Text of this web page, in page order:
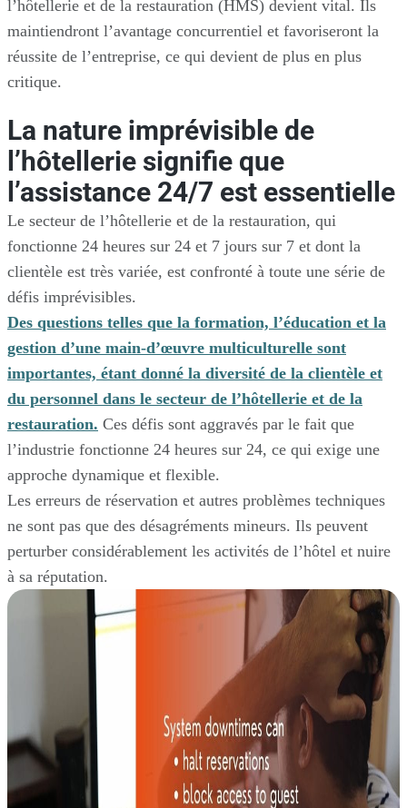
l’hôtellerie et de la restauration (HMS) devient vital. Ils
maintiendront l’avantage concurrentiel et favoriseront la
réussite de l’entreprise, ce qui devient de plus en plus
critique.
La nature imprévisible de
l’hôtellerie signifie que
l’assistance 24/7 est essentielle
Le secteur de l’hôtellerie et de la restauration, qui
fonctionne 24 heures sur 24 et 7 jours sur 7 et dont la
clientèle est très variée, est confronté à toute une série de
défis imprévisibles.
Des questions telles que la formation, l’éducation et la
gestion d’une main-d’œuvre multiculturelle sont
importantes, étant donné la diversité de la clientèle et
du personnel dans le secteur de l’hôtellerie et de la
restauration. Ces défis sont aggravés par le fait que
l’industrie fonctionne 24 heures sur 24, ce qui exige une
approche dynamique et flexible.
Les erreurs de réservation et autres problèmes techniques
ne sont pas que des désagréments mineurs. Ils peuvent
perturber considérablement les activités de l’hôtel et nuire
à sa réputation.